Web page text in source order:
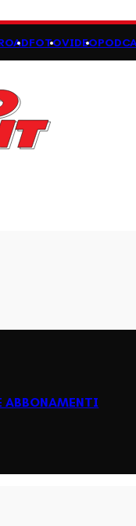
FOTOVIDEO
ABBONAMENTI